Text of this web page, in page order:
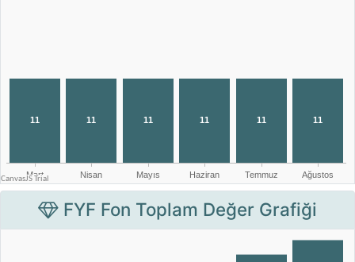
FYF Fon Toplam Değer Grafiği